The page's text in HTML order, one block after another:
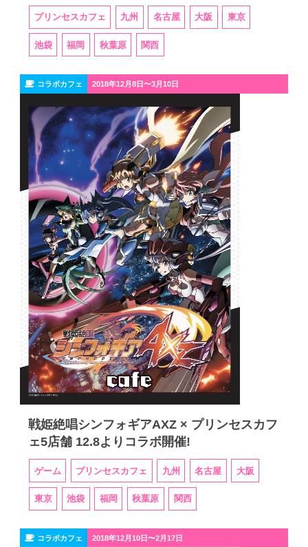
プリンセスカフェ 九州 名古屋 大阪 東京
池袋 福岡 秋葉原 関西
コラボカフェ 2018年12月8日〜3月10日
戦姫絶唱シンフォギアAXZ × プリンセスカフ
ェ5店舗 12.8よりコラボ開催!
ゲーム プリンセスカフェ 九州 名古屋 大阪
東京 池袋 福岡 秋葉原 関西
コラボカフェ 2018年12月10日〜2月17日